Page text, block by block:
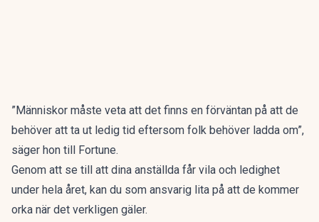
”Människor måste veta att det finns en förväntan på att de
behöver att ta ut ledig tid eftersom folk behöver ladda om”,
säger hon till Fortune.
Genom att se till att dina anställda får vila och ledighet
under hela året, kan du som ansvarig lita på att de kommer
orka när det verkligen gäler.